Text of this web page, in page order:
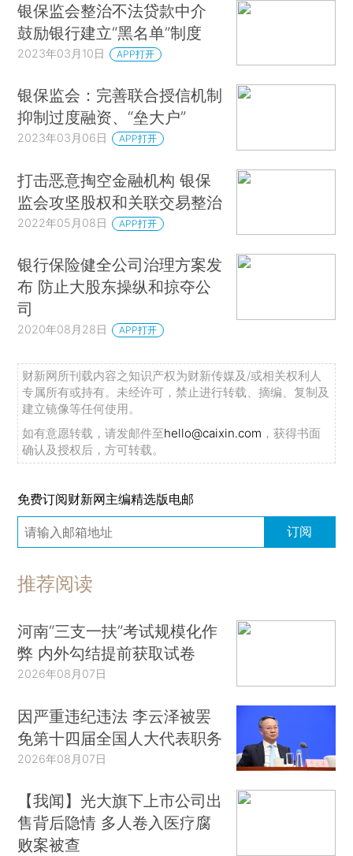
银保监会整治不法贷款中介
鼓励银行建立“黑名单”制度
2023年03月10日 APP打开
银保监会：完善联合授信机制
抑制过度融资、“垒大户”
2023年03月06日 APP打开
打击恶意掏空金融机构 银保
监会攻坚股权和关联交易整治
2022年05月08日 APP打开
银行保险健全公司治理方案发
布 防止大股东操纵和掠夺公
司
2020年08月28日 APP打开
财新网所刊载内容之知识产权为财新传媒及/或相关权利人
专属所有或持有。未经许可，禁止进行转载、摘编、复制及
建立镜像等任何使用。
如有意愿转载，请发邮件至hello@caixin.com ，获得书面
确认及授权后，方可转载。
免费订阅财新网主编精选版电邮
订阅
推荐阅读
河南“三支一扶”考试规模化作
弊 内外勾结提前获取试卷
2026年08月07日
因严重违纪违法 李云泽被罢
免第十四届全国人大代表职务
2026年08月07日
【我闻】光大旗下上市公司出
售背后隐情 多人卷入医疗腐
败案被查